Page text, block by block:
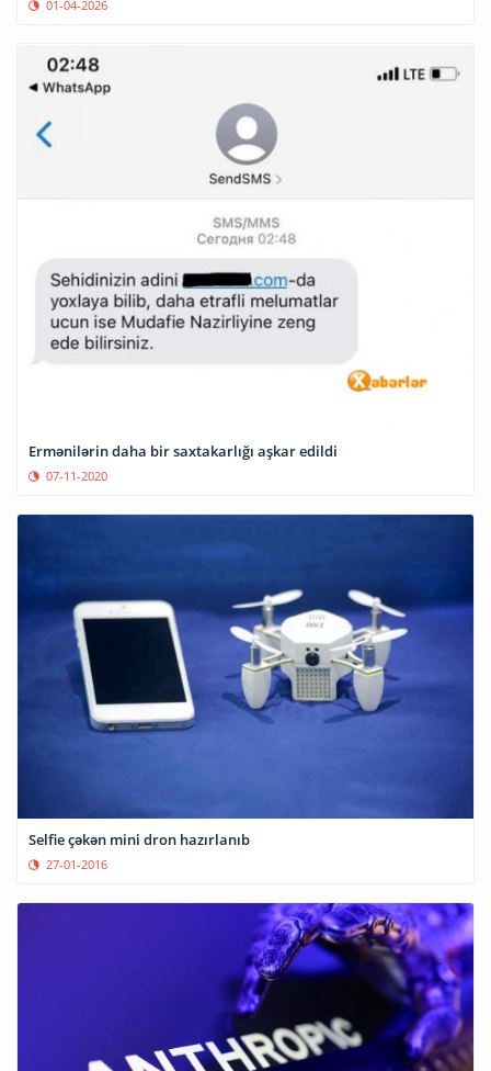
01-04-2026
Ermənilərin daha bir saxtakarlığı aşkar edildi
07-11-2020
Selfie çəkən mini dron hazırlanıb
27-01-2016